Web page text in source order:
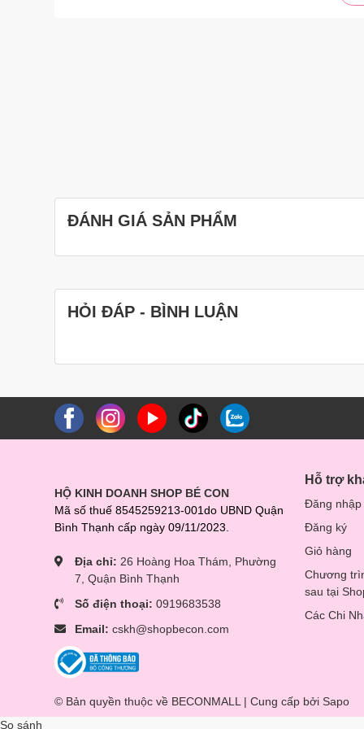
Đ𝐚̣̆𝐜 đ𝐢𝐞̂̉𝐦: thấm hút nhanh và cực tốt, kết cấu dạng lưới,
ĐÁNH GIÁ SẢN PHẨM
HỎI ĐÁP - BÌNH LUẬN
HỘ KINH DOANH SHOP BÉ CON
Mã số thuế 8545259213-001do UBND Quận
Bình Thạnh cấp ngày 09/11/2023.
Địa chỉ: 26 Hoàng Hoa Thám, Phường
7, Quận Bình Thạnh
Số điện thoại: 0919683538
Email: cskh@shopbecon.com
Hỗ trợ
Đăng nhập
Đăng ký
Giỏ hàng
Chương
sau tại
Các Chi
© Bản quyền thuộc về BECONMALL | Cung cấp bởi Sapo
So sánh